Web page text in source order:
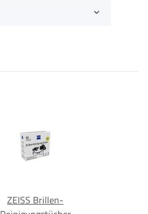
ZEISS Brillen-